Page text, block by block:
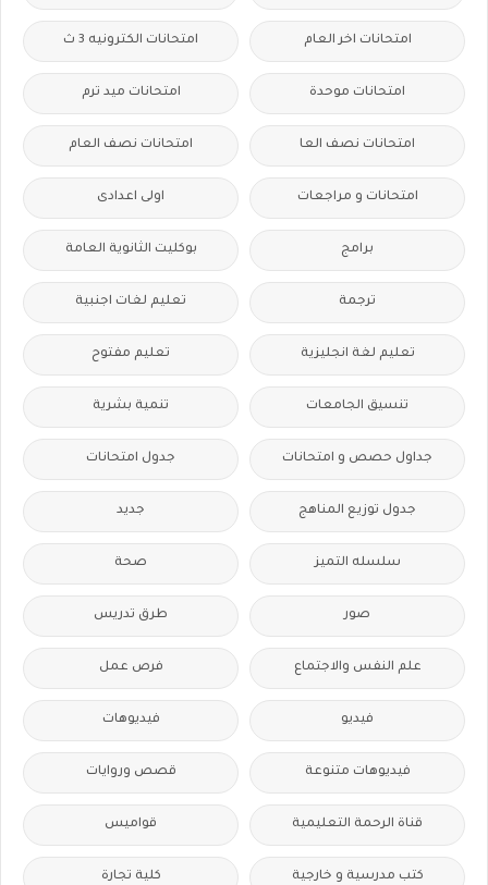
امتحانات اخر العام امتحانات الكترونيه 3 ث
امتحانات موحدة امتحانات ميد ترم
امتحانات نصف العا امتحانات نصف العام
امتحانات و مراجعات اولى اعدادى
برامج بوكليت الثانوية العامة
ترجمة تعليم لغات اجنبية
تعليم لغة انجليزية تعليم مفتوح
تنسيق الجامعات تنمية بشرية
جداول حصص و امتحانات جدول امتحانات
جدول توزيع المناهج جديد
سلسله التميز صحة
صور طرق تدريس
علم النفس والاجتماع فرص عمل
فيديو فيديوهات
فيديوهات متنوعة قصص وروايات
قناة الرحمة التعليمية قواميس
كتب مدرسية و خارجية كلية تجارة